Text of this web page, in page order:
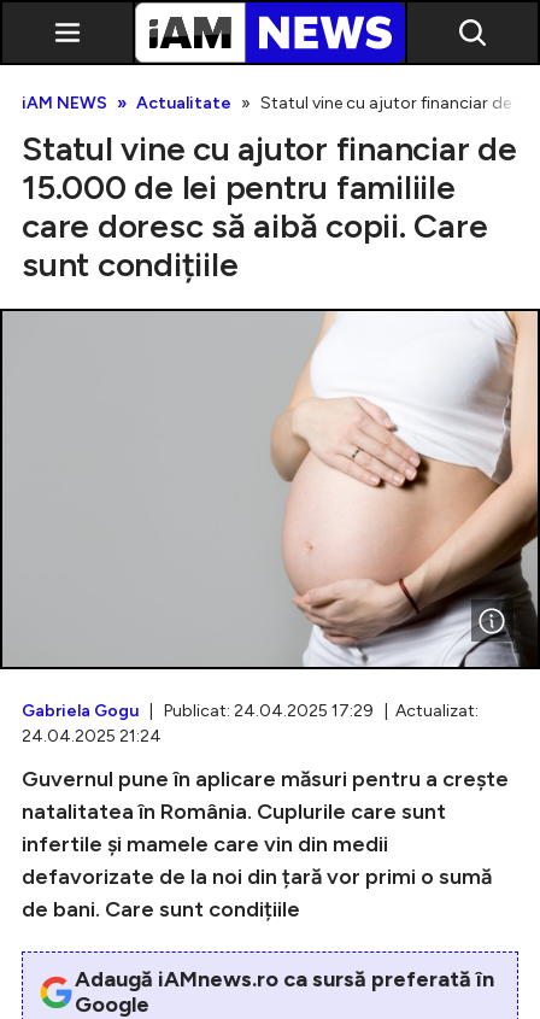
Exclusiv
Creează cont
iAM NEWS Actualitate Statul vine cu ajutor financiar de
Statul vine cu ajutor financiar de
15.000 de lei pentru familiile
care doresc să aibă copii. Care
sunt condițiile
Gabriela Gogu | Publicat: 24.04.2025 17:29 | Actualizat:
24.04.2025 21:24
Guvernul pune în aplicare măsuri pentru a crește
natalitatea în România. Cuplurile care sunt
infertile și mamele care vin din medii
defavorizate de la noi din țară vor primi o sumă
de bani. Care sunt condițiile
Adaugă iAMnews.ro ca sursă preferată în
Google